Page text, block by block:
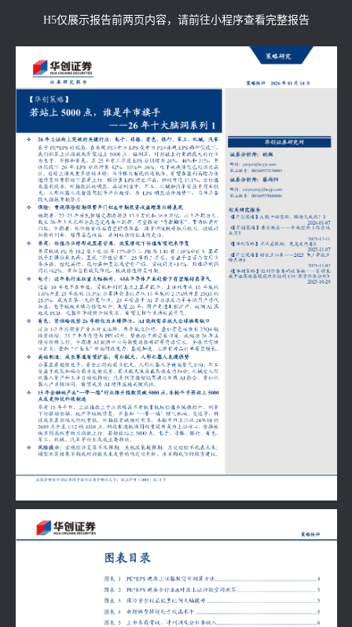
H5仅展示报告前两页内容，请前往小程序查看完整报告